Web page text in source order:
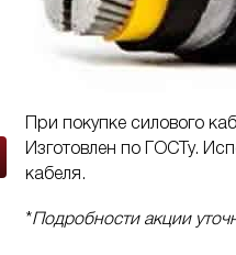
При покупке силового
Изготовлен по ГОСТу.
кабеля.
*Подробности акции